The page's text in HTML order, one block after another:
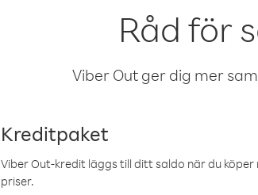
Råd för
Viber Out ger dig mer
Kreditpaket
Viber Out-kredit läggs till ditt saldo när du
priser.